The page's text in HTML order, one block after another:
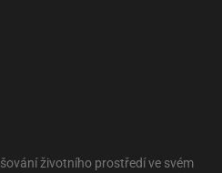
životního prostředí ve svém